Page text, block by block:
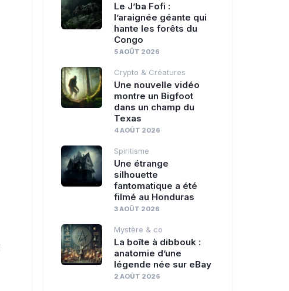
Le J’ba Fofi :
l’araignée géante qui
hante les forêts du
Congo
5 AOÛT 2026
Crypto & Créatures
Une nouvelle vidéo
montre un Bigfoot
dans un champ du
Texas
4 AOÛT 2026
Spiritisme
Une étrange
silhouette
fantomatique a été
filmé au Honduras
3 AOÛT 2026
Mystère & co
La boîte à dibbouk :
anatomie d’une
légende née sur eBay
2 AOÛT 2026